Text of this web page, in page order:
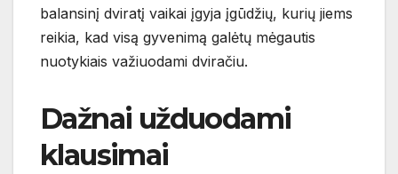
balansinį dviratį vaikai įgyja įgūdžių, kurių jiems
reikia, kad visą gyvenimą galėtų mėgautis
nuotykiais važiuodami dviračiu.
Dažnai užduodami
klausimai